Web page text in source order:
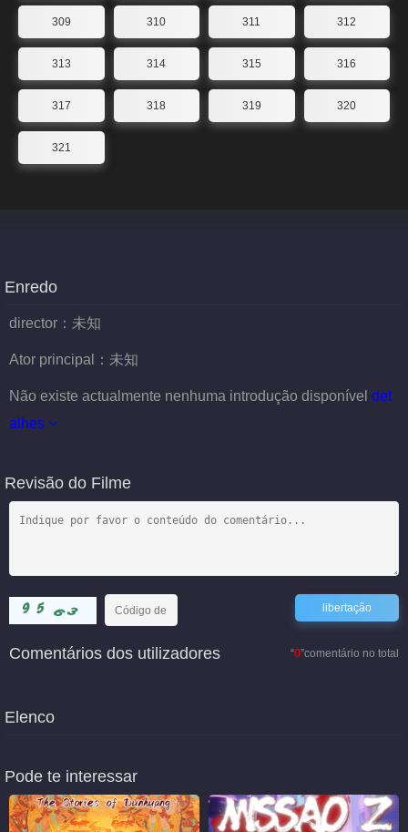
309 310 311 312
313 314 315 316
317 318 319 320
321
Enredo
director： 未知
Ator principal： 未知
Não existe actualmente nenhuma introdução disponível det
alhes
Revisão do Filme
“0”comentário no total
Comentários dos utilizadores
Elenco
Pode te interessar